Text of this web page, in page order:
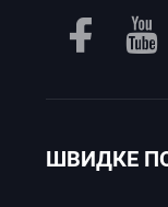
ШВИДКЕ